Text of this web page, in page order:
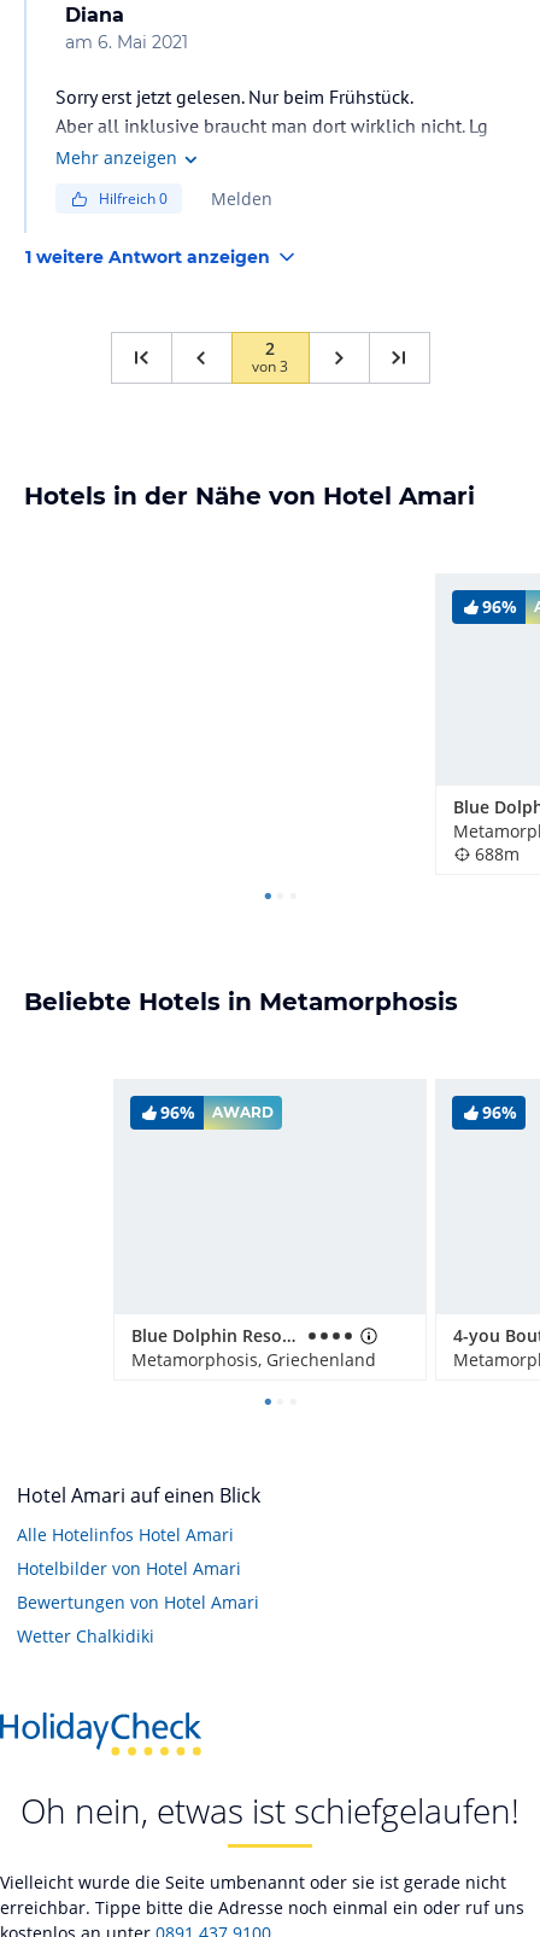
Diana
am 6. Mai 2021
Sorry erst jetzt gelesen. Nur beim Frühstück.
Aber all inklusive braucht man dort wirklich nicht. Lg
Diana
Mehr anzeigen
Hilfreich0 Melden
1 weitere Antwort anzeigen
2
von3
Hotels in der Nähe von Hotel Amari
96%
688m
Beliebte Hotels in Metamorphosis
96% AWARD
Blue Dolphin Resort Hotel
Metamorphosis, Griechenland
96%
Hotel Amari auf einen Blick
Alle Hotelinfos Hotel Amari
Hotelbilder von Hotel Amari
Bewertungen von Hotel Amari
Wetter Chalkidiki
Oh nein, etwas ist schiefgelaufen!
Vielleicht wurde die Seite umbenannt oder sie ist gerade nicht
erreichbar. Tippe bitte die Adresse noch einmal ein oder ruf uns
kostenlos an unter 0891 437 9100